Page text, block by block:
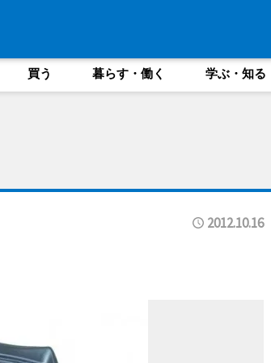
買う 暮らす・働く 学ぶ・知る
2012.10.16